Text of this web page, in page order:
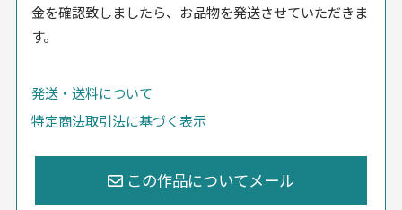
金を確認致しましたら、お品物を発送させていただきま
す。
発送・送料について
特定商法取引法に基づく表示